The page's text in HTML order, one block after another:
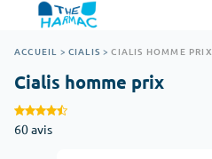
ACCUEIL > CIALIS > CIALIS HOMME PRIX
Cialis homme prix
60 avis